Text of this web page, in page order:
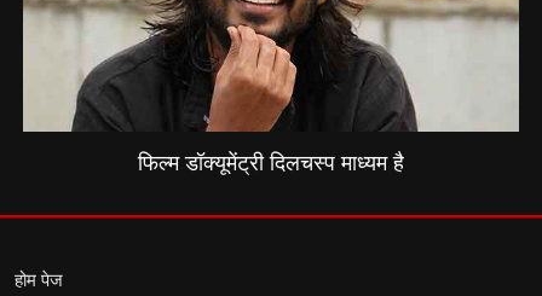
फिल्म डॉक्यूमेंट्री दिलचस्प माध्यम है
होम पेज